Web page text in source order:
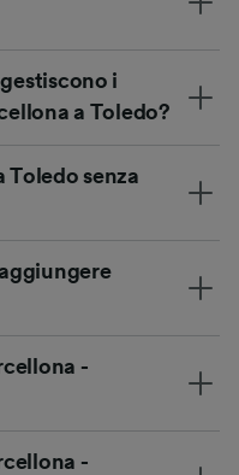
i
a Toledo?
Toledo senza
-
-